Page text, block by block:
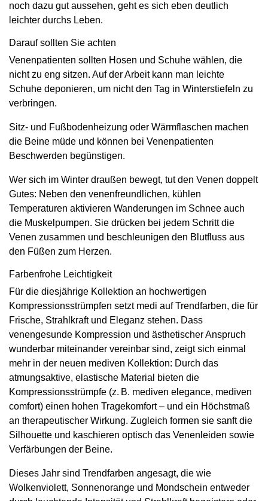
noch dazu gut aussehen, geht es sich eben deutlich
leichter durchs Leben.
Darauf sollten Sie achten
Venenpatienten sollten Hosen und Schuhe wählen, die
nicht zu eng sitzen. Auf der Arbeit kann man leichte
Schuhe deponieren, um nicht den Tag in Winterstiefeln zu
verbringen.
Sitz- und Fußbodenheizung oder Wärmflaschen machen
die Beine müde und können bei Venenpatienten
Beschwerden begünstigen.
Wer sich im Winter draußen bewegt, tut den Venen doppelt
Gutes: Neben den venenfreundlichen, kühlen
Temperaturen aktivieren Wanderungen im Schnee auch
die Muskelpumpen. Sie drücken bei jedem Schritt die
Venen zusammen und beschleunigen den Blutfluss aus
den Füßen zum Herzen.
Farbenfrohe Leichtigkeit
Für die diesjährige Kollektion an hochwertigen
Kompressionsstrümpfen setzt medi auf Trendfarben, die für
Frische, Strahlkraft und Eleganz stehen. Dass
venengesunde Kompression und ästhetischer Anspruch
wunderbar miteinander vereinbar sind, zeigt sich einmal
mehr in der neuen mediven Kollektion: Durch das
atmungsaktive, elastische Material bieten die
Kompressionsstrümpfe (z. B. mediven elegance, mediven
comfort) einen hohen Tragekomfort – und ein Höchstmaß
an therapeutischer Wirkung. Zugleich formen sie sanft die
Silhouette und kaschieren optisch das Venenleiden sowie
Verfärbungen der Beine.
Dieses Jahr sind Trendfarben angesagt, die wie
Wolkenviolett, Sonnenorange und Mondschein entweder